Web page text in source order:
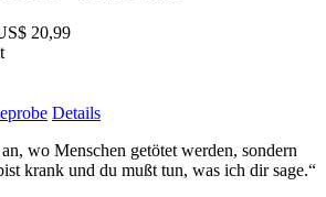
20,99
Details
wo Menschen getötet werden, sondern
krank und du mußt tun, was ich dir sage.“